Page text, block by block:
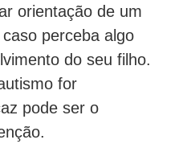
orientação de um
perceba algo
do seu filho.
for
pode ser o